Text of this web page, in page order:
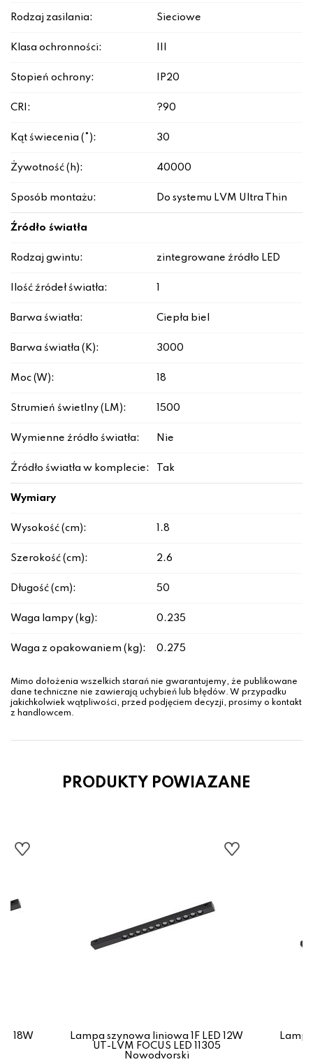
Rodzaj zasilania: Sieciowe
Klasa ochronności:
Stopień ochrony: IP20
CRI: ?90
Kąt świecenia (°): 30
Żywotność (h): 40000
Sposób montażu: Do systemu LVM Ultra Thin
Źródło światła
Rodzaj gwintu: zintegrowane źródło LED
Ilość źródeł światła:
Barwa światła: Ciepła biel
Barwa światła (K): 3000
Moc (W): 18
Strumień świetlny (LM): 1500
Wymienne źródło światła: Nie
Źródło światła w komplecie: Tak
Wymiary
Wysokość (cm): 1.8
Szerokość (cm): 2.6
Długość (cm): 50
Waga lampy (kg): 0.235
Waga z opakowaniem (kg): 0.275
Mimo dołożenia wszelkich starań nie gwarantujemy, że publikowane
dane techniczne nie zawierają uchybień lub błędów. W przypadku
jakichkolwiek wątpliwości, przed podjęciem decyzji, prosimy o kontakt
z handlowcem.
PRODUKTY POWIAZANE
18W
Lampa szynowa liniowa 1F LED 12W
UT-LVM FOCUS LED 11305
Nowodvorski